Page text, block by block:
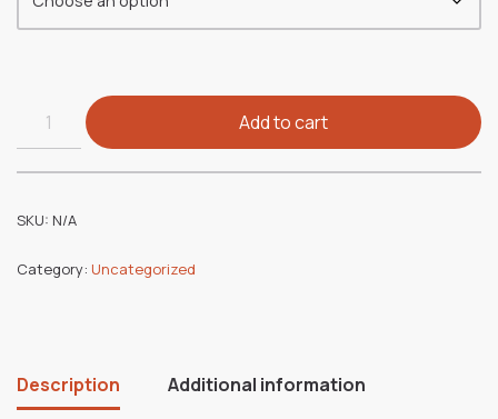
Add to cart
SKU: N/A
Category: Uncategorized
Description
Additional information